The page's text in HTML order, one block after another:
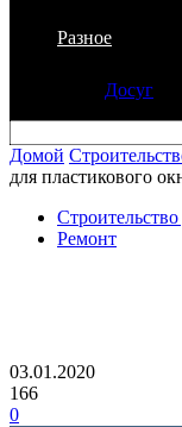
Разное
Досуг
Домой
для пластикового
Ремонт
03.01.2020
166
0